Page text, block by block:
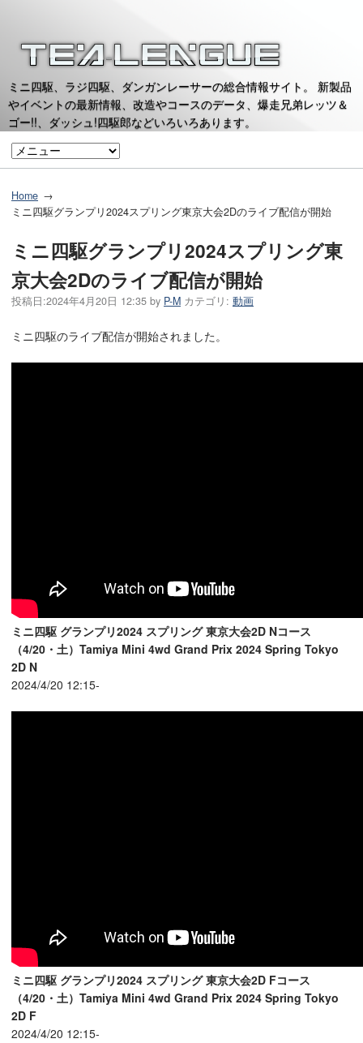
ミニ四駆、ラジ四駆、ダンガンレーサーの総合情報サイト。 新製品
やイベントの最新情報、改造やコースのデータ、爆走兄弟レッツ＆
ゴー!!、ダッシュ!四駆郎などいろいろあります。
Home
ミニ四駆グランプリ2024スプリング東京大会2Dのライブ配信が開始
ミニ四駆グランプリ2024スプリング東
京大会2Dのライブ配信が開始
投稿日:2024年4月20日 12:35 by P-M カテゴリ: 動画
ミニ四駆のライブ配信が開始されました。
ミニ四駆 グランプリ2024 スプリング 東京大会2D Nコース
（4/20・土）Tamiya Mini 4wd Grand Prix 2024 Spring Tokyo
2D N
2024/4/20 12:15-
ミニ四駆 グランプリ2024 スプリング 東京大会2D Fコース
（4/20・土）Tamiya Mini 4wd Grand Prix 2024 Spring Tokyo
2D F
2024/4/20 12:15-